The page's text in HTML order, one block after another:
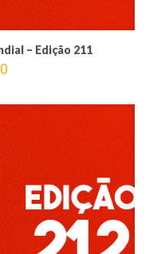
– Edição 211